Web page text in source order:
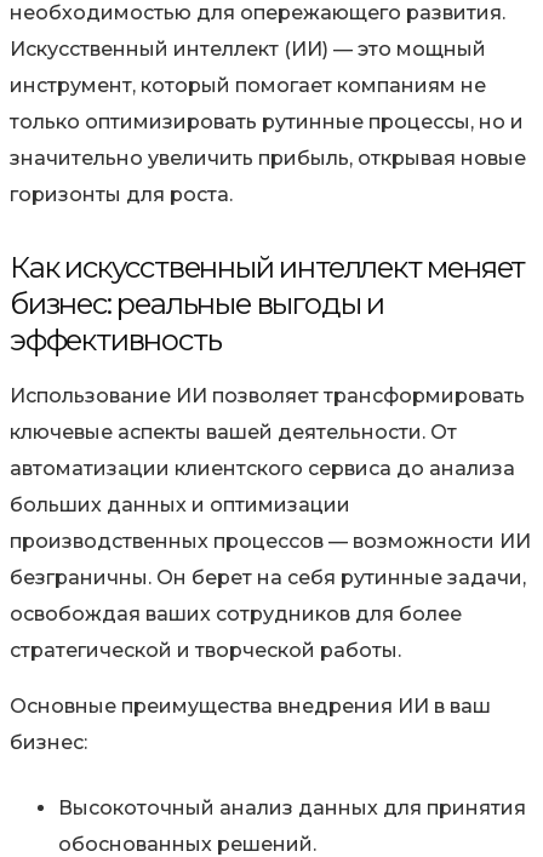
необходимостью для опережающего развития.
Искусственный интеллект (ИИ) — это мощный
инструмент, который помогает компаниям не
только оптимизировать рутинные процессы, но и
значительно увеличить прибыль, открывая новые
горизонты для роста.
Как искусственный интеллект меняет
бизнес: реальные выгоды и
эффективность
Использование ИИ позволяет трансформировать
ключевые аспекты вашей деятельности. От
автоматизации клиентского сервиса до анализа
больших данных и оптимизации
производственных процессов — возможности ИИ
безграничны. Он берет на себя рутинные задачи,
освобождая ваших сотрудников для более
стратегической и творческой работы.
Основные преимущества внедрения ИИ в ваш
бизнес:
Высокоточный анализ данных для принятия
обоснованных решений.